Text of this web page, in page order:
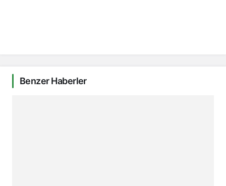
Benzer Haberler